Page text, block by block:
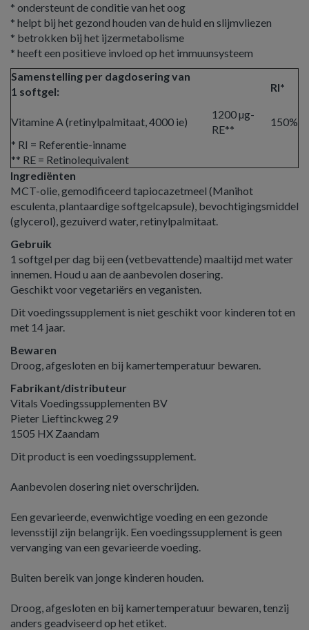
* ondersteunt de conditie van het oog
* helpt bij het gezond houden van de huid en slijmvliezen
* betrokken bij het ijzermetabolisme
* heeft een positieve invloed op het immuunsysteem
Samenstelling per dagdosering van
1 softgel:
RI*
Vitamine A (retinylpalmitaat, 4000 ie)
1200 µg-
RE**
150%
* RI = Referentie-inname
** RE = Retinolequivalent
Ingrediënten
MCT-olie, gemodificeerd tapiocazetmeel (Manihot
esculenta, plantaardige softgelcapsule), bevochtigingsmiddel
(glycerol), gezuiverd water, retinylpalmitaat.
Gebruik
1 softgel per dag bij een (vetbevattende) maaltijd met water
innemen. Houd u aan de aanbevolen dosering.
Geschikt voor vegetariërs en veganisten.
Dit voedingssupplement is niet geschikt voor kinderen tot en
met 14 jaar.
Bewaren
Droog, afgesloten en bij kamertemperatuur bewaren.
Fabrikant/distributeur
Vitals Voedingssupplementen BV
Pieter Lieftinckweg 29
1505 HX Zaandam
Dit product is een voedingssupplement.
Aanbevolen dosering niet overschrijden.
Een gevarieerde, evenwichtige voeding en een gezonde
levensstijl zijn belangrijk. Een voedingssupplement is geen
vervanging van een gevarieerde voeding.
Buiten bereik van jonge kinderen houden.
Droog, afgesloten en bij kamertemperatuur bewaren, tenzij
anders geadviseerd op het etiket.